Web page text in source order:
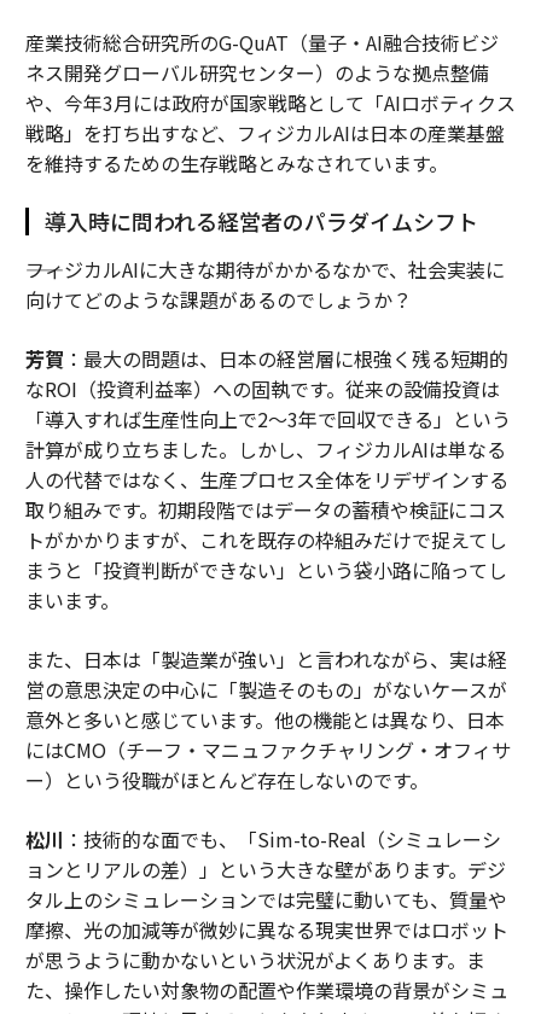
産業技術総合研究所のG-QuAT（量子・AI融合技術ビジ
ネス開発グローバル研究センター）のような拠点整備
や、今年3月には政府が国家戦略として「AIロボティクス
戦略」を打ち出すなど、フィジカルAIは日本の産業基盤
を維持するための生存戦略とみなされています。
導入時に問われる経営者のパラダイムシフト
――フィジカルAIに大きな期待がかかるなかで、社会実装に
向けてどのような課題があるのでしょうか？
芳賀 ：最大の問題は、日本の経営層に根強く残る短期的
なROI（投資利益率）への固執です。従来の設備投資は
「導入すれば生産性向上で2〜3年で回収できる」という
計算が成り立ちました。しかし、フィジカルAIは単なる
人の代替ではなく、生産プロセス全体をリデザインする
取り組みです。初期段階ではデータの蓄積や検証にコス
トがかかりますが、これを既存の枠組みだけで捉えてし
まうと「投資判断ができない」という袋小路に陥ってし
まいます。
また、日本は「製造業が強い」と言われながら、実は経
営の意思決定の中心に「製造そのもの」がないケースが
意外と多いと感じています。他の機能とは異なり、日本
にはCMO（チーフ・マニュファクチャリング・オフィサ
ー）という役職がほとんど存在しないのです。
松川 ：技術的な面でも、「Sim-to-Real（シミュレーシ
ョンとリアルの差）」という大きな壁があります。デジ
タル上のシミュレーションでは完璧に動いても、質量や
摩擦、光の加減等が微妙に異なる現実世界ではロボット
が思うように動かないという状況がよくあります。ま
た、操作したい対象物の配置や作業環境の背景がシミュ